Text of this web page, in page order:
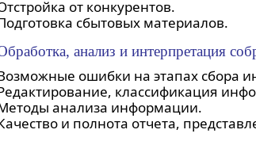
от конкурентов.
сбытовых материалов.
анализ и интерпретация
ошибки на этапах сбора
классификация
анализа информации.
и полнота отчета,